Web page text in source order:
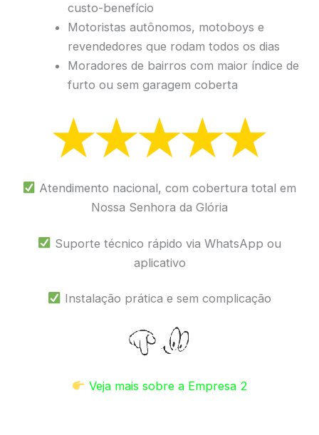
custo-benefício
Motoristas autônomos, motoboys e
revendedores que rodam todos os dias
Moradores de bairros com maior índice de
furto ou sem garagem coberta
Atendimento nacional, com cobertura total em
Nossa Senhora da Glória
Suporte técnico rápido via WhatsApp ou
aplicativo
Instalação prática e sem complicação
Veja mais sobre a Empresa 2